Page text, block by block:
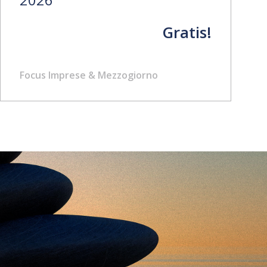
Focus Imprese & Mezzogiorno
Gratis!